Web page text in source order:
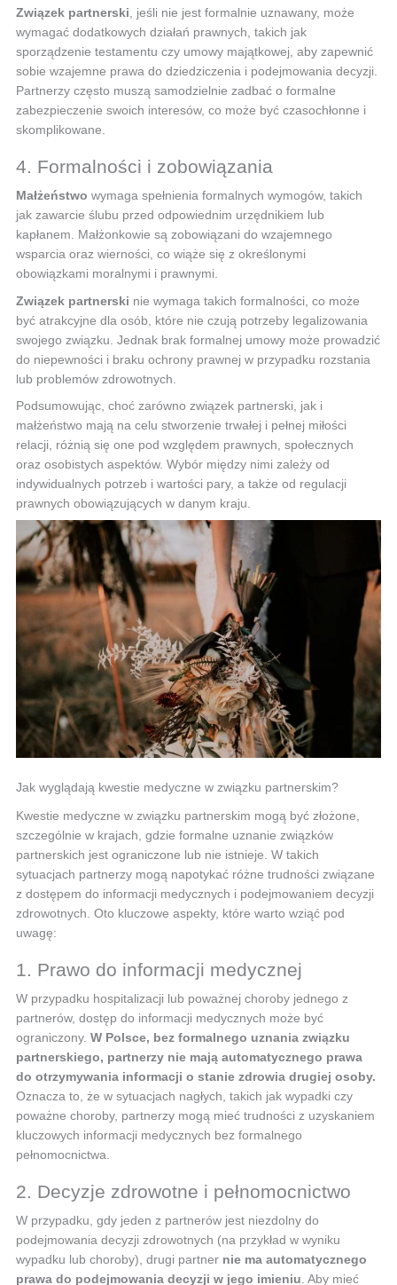
Związek partnerski , jeśli nie jest formalnie uznawany, może
wymagać dodatkowych działań prawnych, takich jak
sporządzenie testamentu czy umowy majątkowej, aby zapewnić
sobie wzajemne prawa do dziedziczenia i podejmowania decyzji.
Partnerzy często muszą samodzielnie zadbać o formalne
zabezpieczenie swoich interesów, co może być czasochłonne i
skomplikowane.
4. Formalności i zobowiązania
Małżeństwo wymaga spełnienia formalnych wymogów, takich
jak zawarcie ślubu przed odpowiednim urzędnikiem lub
kapłanem. Małżonkowie są zobowiązani do wzajemnego
wsparcia oraz wierności, co wiąże się z określonymi
obowiązkami moralnymi i prawnymi.
Związek partnerski nie wymaga takich formalności, co może
być atrakcyjne dla osób, które nie czują potrzeby legalizowania
swojego związku. Jednak brak formalnej umowy może prowadzić
do niepewności i braku ochrony prawnej w przypadku rozstania
lub problemów zdrowotnych.
Podsumowując, choć zarówno związek partnerski, jak i
małżeństwo mają na celu stworzenie trwałej i pełnej miłości
relacji, różnią się one pod względem prawnych, społecznych
oraz osobistych aspektów. Wybór między nimi zależy od
indywidualnych potrzeb i wartości pary, a także od regulacji
prawnych obowiązujących w danym kraju.
Jak wyglądają kwestie medyczne w związku partnerskim?
Kwestie medyczne w związku partnerskim mogą być złożone,
szczególnie w krajach, gdzie formalne uznanie związków
partnerskich jest ograniczone lub nie istnieje. W takich
sytuacjach partnerzy mogą napotykać różne trudności związane
z dostępem do informacji medycznych i podejmowaniem decyzji
zdrowotnych. Oto kluczowe aspekty, które warto wziąć pod
uwagę:
1. Prawo do informacji medycznej
W przypadku hospitalizacji lub poważnej choroby jednego z
partnerów, dostęp do informacji medycznych może być
ograniczony. W Polsce, bez formalnego uznania związku
partnerskiego, partnerzy nie mają automatycznego prawa
do otrzymywania informacji o stanie zdrowia drugiej osoby.
Oznacza to, że w sytuacjach nagłych, takich jak wypadki czy
poważne choroby, partnerzy mogą mieć trudności z uzyskaniem
kluczowych informacji medycznych bez formalnego
pełnomocnictwa.
2. Decyzje zdrowotne i pełnomocnictwo
W przypadku, gdy jeden z partnerów jest niezdolny do
podejmowania decyzji zdrowotnych (na przykład w wyniku
wypadku lub choroby), drugi partner nie ma automatycznego
prawa do podejmowania decyzji w jego imieniu . Aby mieć